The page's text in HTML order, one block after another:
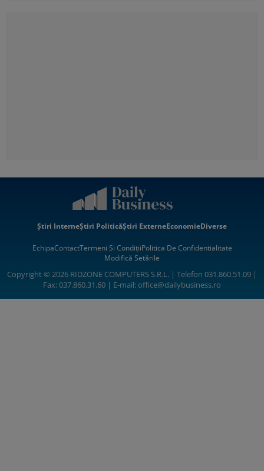
Știri InterneȘtiri PoliticăȘtiri ExterneEconomieDiverse
EchipaContactTermeni Si CondițiiPolitica De Confidentialitate
Modifică Setările
Copyright © 2026 RIDZONE COMPUTERS S.R.L. | Telefon 031.860.51.09 |
Fax: 037.860.31.60 | E-mail:office@dailybusiness.ro